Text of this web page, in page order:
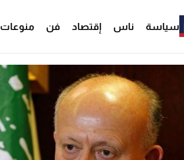
سياسة ناس إقتصاد فن منوعات